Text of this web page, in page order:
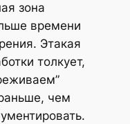
зона
времени
Этакая
толкует,
чем